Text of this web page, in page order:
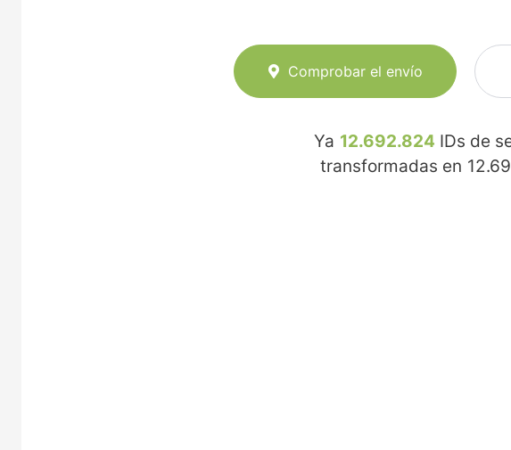
Comprobar el envío
Ya 12.692.824 IDs de
transformadas en